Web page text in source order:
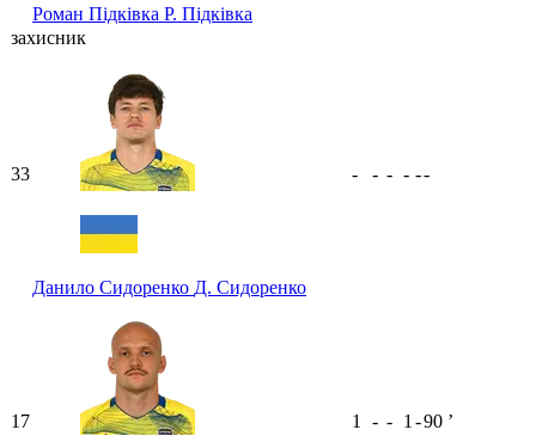
Роман Підківка Р. Підківка
захисник
33
Данило Сидоренко Д. Сидоренко
- - - - --
17 1 - - 1 -90 ʼ